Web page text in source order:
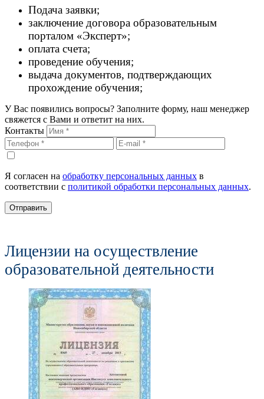
Подача заявки;
заключение договора образовательным
порталом «Эксперт»;
оплата счета;
проведение обучения;
выдача документов, подтверждающих
прохождение обучения;
У Вас появились вопросы? Заполните форму, наш менеджер
свяжется с Вами и ответит на них.
Контакты
Я согласен на обработку персональных данных в
соответствии с политикой обработки персональных данных.
Отправить
Лицензии на осуществление
образовательной деятельности